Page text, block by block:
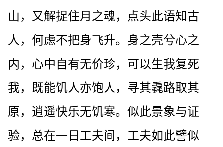
山，又解捉住月之魂，点头此语知古
人，何虑不把身飞升。身之壳兮心之
内，心中自有无价珍，可以生我复死
我，既能饥人亦饱人，寻其毳路取其
原，逍遥快乐无饥寒。似此景象与证
验，总在一日工夫间，工夫如此譬似